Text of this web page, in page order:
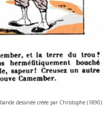
bande des­si­née créée par Christophe (1890)